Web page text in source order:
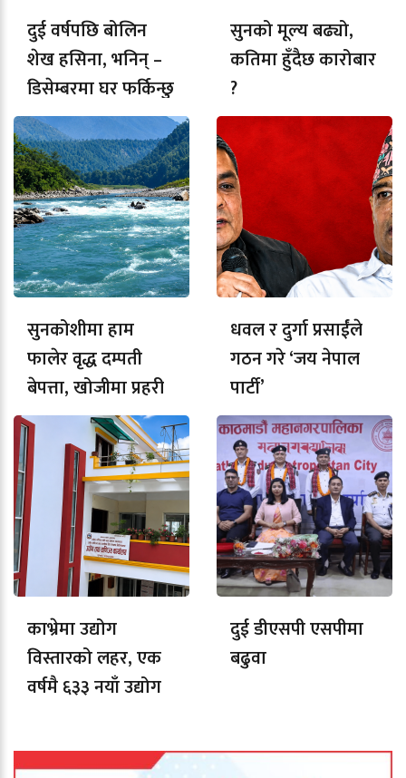
दुई वर्षपछि बोलिन
शेख हसिना, भनिन् –
डिसेम्बरमा घर फर्किन्छु
सुनको मूल्य बढ्यो,
कतिमा हुँदैछ कारोबार
?
सुनकोशीमा हाम
फालेर वृद्ध दम्पती
बेपत्ता, खोजीमा प्रहरी
धवल र दुर्गा प्रसाईंले
गठन गरे ‘जय नेपाल
पार्टी’
काभ्रेमा उद्योग
विस्तारको लहर, एक
वर्षमै ६३३ नयाँ उद्योग
दुई डीएसपी एसपीमा
बढुवा